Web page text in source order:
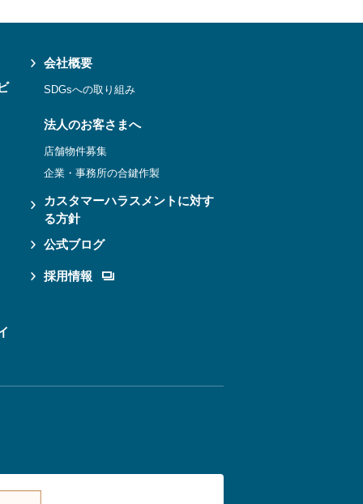
会社概要
SDGsへの取り組み
法人のお客さまへ
店舗物件募集
企業・事務所の合鍵作製
カスタマーハラスメントに対す
る方針
公式ブログ
採用情報